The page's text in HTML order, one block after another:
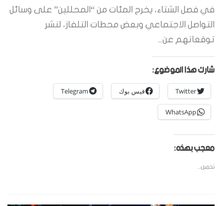
في فصل الشتاء، يخرج المئات من “المحللين” على وسائل
التواصل الاجتماعي وبعض محطات التلفاز، لنشر
توقعاتهم عن...
شارك هذا الموضوع:
Twitter فيس بوك Telegram
WhatsApp
معجب بهذه:
تحميل...